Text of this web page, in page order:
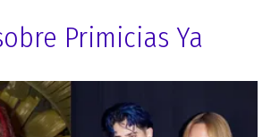
Primicias Ya